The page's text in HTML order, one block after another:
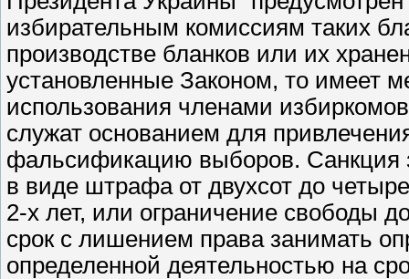
избирательным комиссиям таких
производстве бланков или их
установленные Законом, то имеет
использования членами
служат основанием для
фальсификацию выборов. Санкция
в виде штрафа от двухсот до
2-х лет, или ограничение свободы
срок с лишением права занимать
определенной деятельностью на